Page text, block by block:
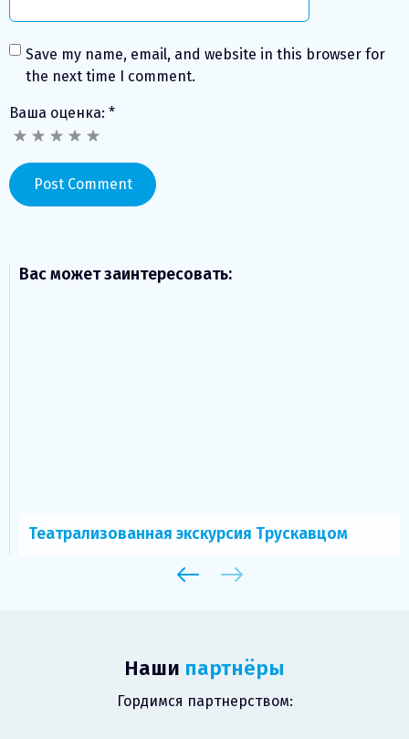
Save my name, email, and website in this browser for
the next time I comment.
Ваша оценка: *
Вас может заинтересовать:
Театрализованная экскурсия Трускавцом
Наши партнёры
Гордимся партнерством: